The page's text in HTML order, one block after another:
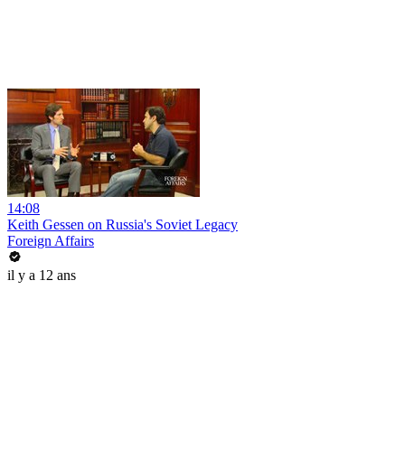
14:08
Keith Gessen on Russia's Soviet Legacy
Foreign Affairs
il y a 12 ans